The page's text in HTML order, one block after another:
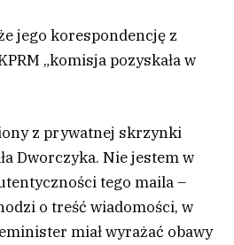
jego korespondencję z
„komisja pozyskała w
z prywatnej skrzynki
Dworczyka. Nie jestem w
tego maila –
o treść wiadomości, w
miał wyrażać obawy